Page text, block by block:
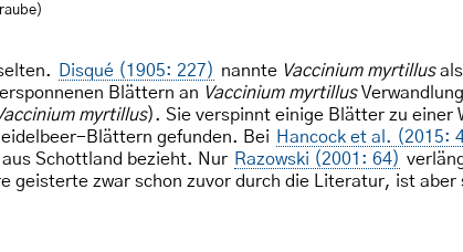
Disqué (1905: 227) nannte Vaccinium myrtillusals
Blättern an Vaccinium myrtillus
myrtillus). Sie verspinnt einige Blätter zu einer
Blättern gefunden. Bei Hancock et al. (2015:
Schottland bezieht. Nur Razowski (2001: 64)
zwar schon zuvor durch die Literatur, ist aber